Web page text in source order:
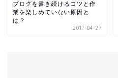
ブログを書き続けるコツと作
業を楽しめていない原因と
は？
2017-04-27